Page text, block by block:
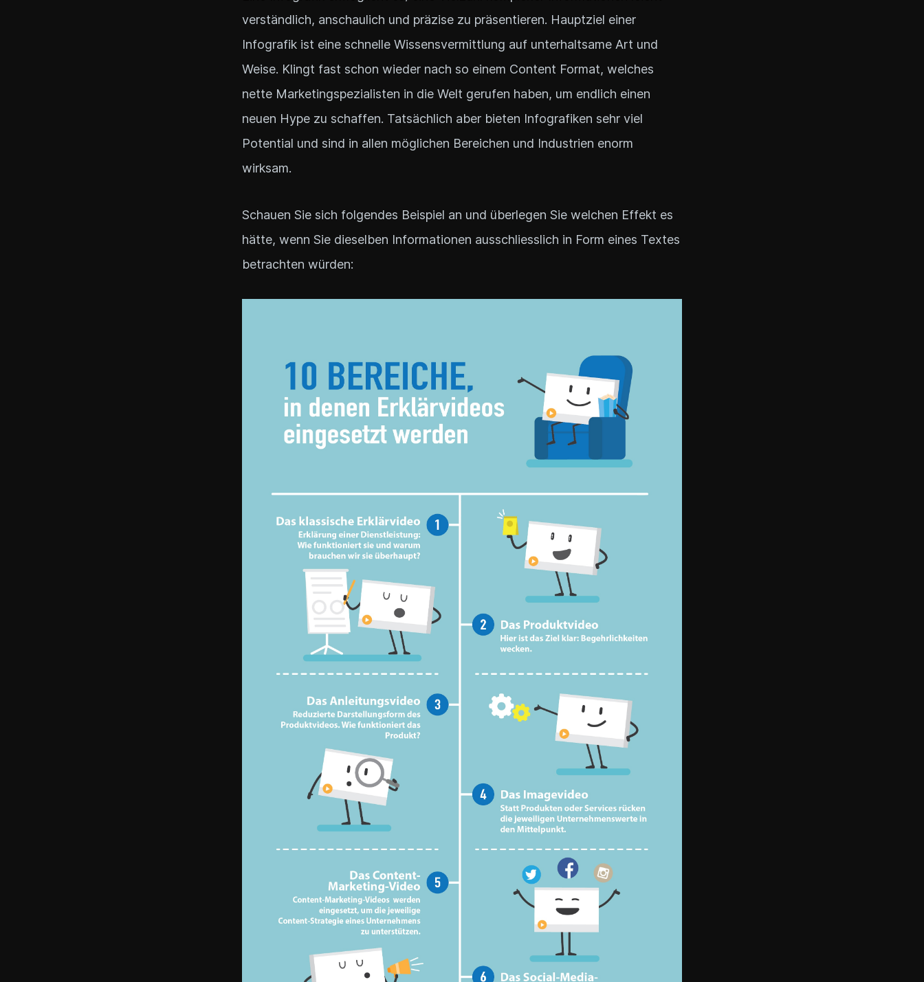
verständlich, anschaulich und präzise zu präsentieren. Hauptziel einer
Infografik ist eine schnelle Wissensvermittlung auf unterhaltsame Art und
Weise. Klingt fast schon wieder nach so einem Content Format, welches
nette Marketingspezialisten in die Welt gerufen haben, um endlich einen
neuen Hype zu schaffen. Tatsächlich aber bieten Infografiken sehr viel
Potential und sind in allen möglichen Bereichen und Industrien enorm
wirksam.
Schauen Sie sich folgendes Beispiel an und überlegen Sie welchen Effekt es
hätte, wenn Sie dieselben Informationen ausschliesslich in Form eines Textes
betrachten würden: